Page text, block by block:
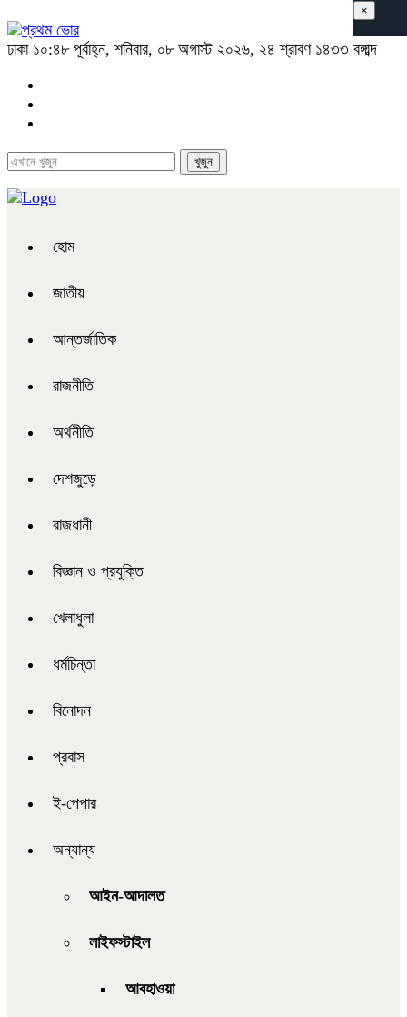
ঢাকা ১০:৪৮ পূর্বাহ্ন, শনিবার, ০৮ অগাস্ট ২০২৬, ২৪ শ্রাবণ ১৪৩৩ বঙ্গাব্দ
হোম
জাতীয়
আন্তর্জাতিক
রাজনীতি
অর্থনীতি
দেশজুড়ে
রাজধানী
বিজ্ঞান ও প্রযুক্তি
খেলাধুলা
ধর্মচিন্তা
বিনোদন
প্রবাস
ই-পেপার
অন্যান্য
আইন-আদালত
লাইফস্টাইল
আবহাওয়া
×